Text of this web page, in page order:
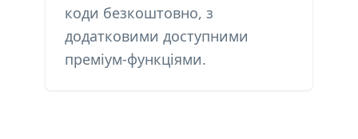
коди безкоштовно, з
додатковими доступними
преміум-функціями.